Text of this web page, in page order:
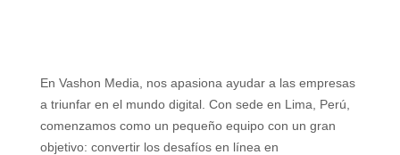
En Vashon Media, nos apasiona ayudar a las empresas
a triunfar en el mundo digital. Con sede en Lima, Perú,
comenzamos como un pequeño equipo con un gran
objetivo: convertir los desafíos en línea en